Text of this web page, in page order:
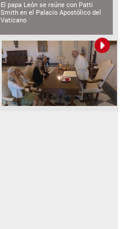
El papa León se reúne con Patti
Smith en el Palacio Apostólico del
Vaticano